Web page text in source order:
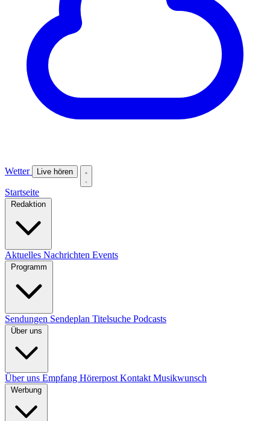
Wetter Live hören
Startseite
Redaktion
Aktuelles Nachrichten Events
Programm
Sendungen Sendeplan Titelsuche Podcasts
Über uns
Über uns Empfang Hörerpost Kontakt Musikwunsch
Werbung